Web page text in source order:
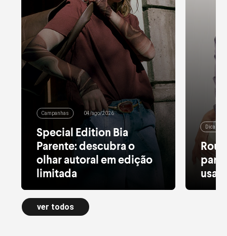
Campanhas 04/ago/2026
Special Edition Bia
Parente: descubra o
olhar autoral em edição
limitada
Alfaiataria leve, tule estampado, pied
de poule e acessórios com pedras
naturais dão forma à nova Special
Edition
Dicas de
para
usar
ver todos